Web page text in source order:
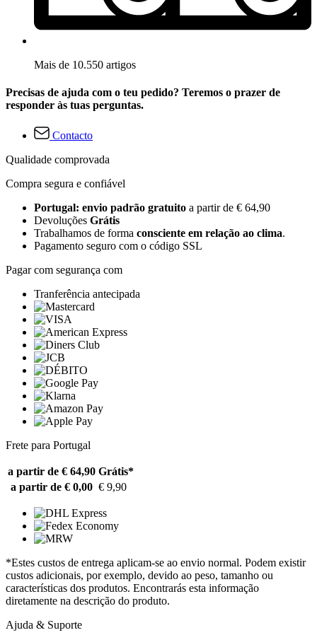
Mais de 10.550 artigos
Precisas de ajuda com o teu pedido? Teremos o prazer de
responder às tuas perguntas.
Contacto
Qualidade comprovada
Compra segura e confiável
Portugal: envio padrão gratuito a partir de € 64,90
Devoluções Grátis
Trabalhamos de forma consciente em relação ao clima.
Pagamento seguro com o código SSL
Pagar com segurança com
Tranferência antecipada
Frete para Portugal
a partir de € 64,90 Grátis*
a partir de € 0,00 € 9,90
*Estes custos de entrega aplicam-se ao envio normal. Podem existir
custos adicionais, por exemplo, devido ao peso, tamanho ou
características dos produtos. Encontrarás esta informação
diretamente na descrição do produto.
Ajuda & Suporte